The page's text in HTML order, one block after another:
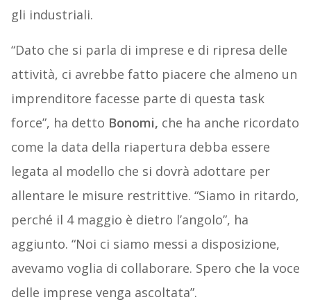
gli industriali.
“Dato che si parla di imprese e di ripresa delle
attività, ci avrebbe fatto piacere che almeno un
imprenditore facesse parte di questa task
force”, ha detto Bonomi, che ha anche ricordato
come la data della riapertura debba essere
legata al modello che si dovrà adottare per
allentare le misure restrittive. “Siamo in ritardo,
perché il 4 maggio è dietro l’angolo”, ha
aggiunto. “Noi ci siamo messi a disposizione,
avevamo voglia di collaborare. Spero che la voce
delle imprese venga ascoltata”.